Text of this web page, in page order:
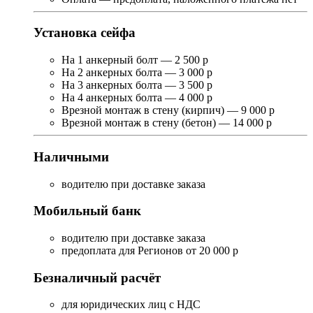
Установка сейфа
На 1 анкерный болт — 2 500 р
На 2 анкерных болта — 3 000 р
На 3 анкерных болта — 3 500 р
На 4 анкерных болта — 4 000 р
Врезной монтаж в стену (кирпич) — 9 000 р
Врезной монтаж в стену (бетон) — 14 000 р
Наличными
водителю при доставке заказа
Мобильный банк
водителю при доставке заказа
предоплата для Регионов от 20 000 р
Безналичный расчёт
для юридических лиц с НДС